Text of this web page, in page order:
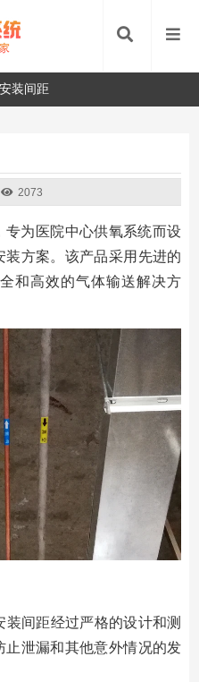
装间距
2073
专为医院中心供氧系统而设
方案。该产品采用先进的
和高效的气体输送解决方
间距经过严格的设计和测
泄漏和其他意外情况的发